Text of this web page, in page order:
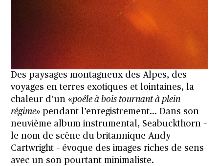
Des paysages montagneux des Alpes, des
voyages en terres exotiques et lointaines, la
chaleur d’un «poêle à bois tournant à plein
régime» pendant l’enregistrement… Dans son
neuvième album instrumental, Seabuckthorn –
le nom de scène du britannique Andy
Cartwright – évoque des images riches de sens
avec un son pourtant minimaliste.